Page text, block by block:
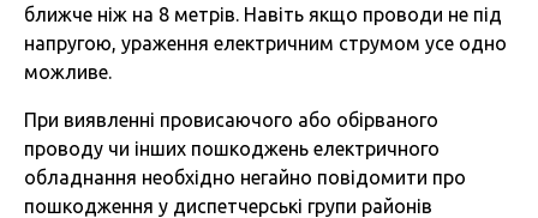
ближче ніж на 8 метрів. Навіть якщо проводи не під
напругою, ураження електричним струмом усе одно
можливе.
При виявленні провисаючого або обірваного
проводу чи інших пошкоджень електричного
обладнання необхідно негайно повідомити про
пошкодження у диспетчерські групи районів